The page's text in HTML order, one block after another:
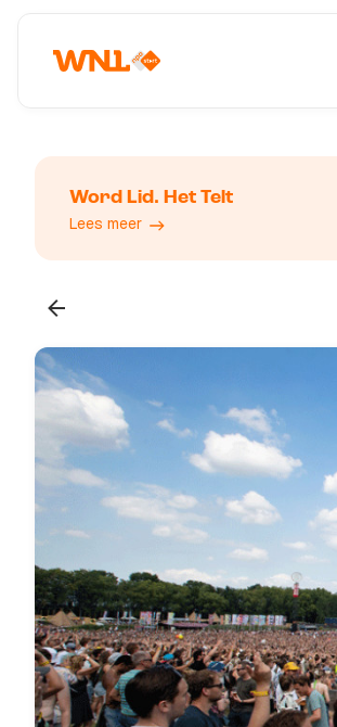
Word Lid. Het Telt
Lees meer